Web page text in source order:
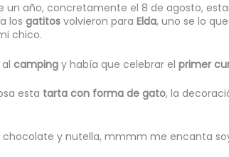
un año, concretamente el 8 de agosto,
los gatitos volvieron para Elda, uno se lo
chico.
camping y había que celebrar el primer
esta tarta con forma de gato, la
chocolate y nutella, mmmm me encanta